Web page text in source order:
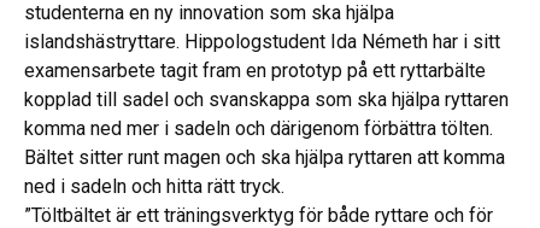
studenterna en ny innovation som ska hjälpa
islandshästryttare. Hippologstudent Ida Németh har i sitt
examensarbete tagit fram en prototyp på ett ryttarbälte
kopplad till sadel och svanskappa som ska hjälpa ryttaren
komma ned mer i sadeln och därigenom förbättra tölten.
Bältet sitter runt magen och ska hjälpa ryttaren att komma
ned i sadeln och hitta rätt tryck.
”Töltbältet är ett träningsverktyg för både ryttare och för